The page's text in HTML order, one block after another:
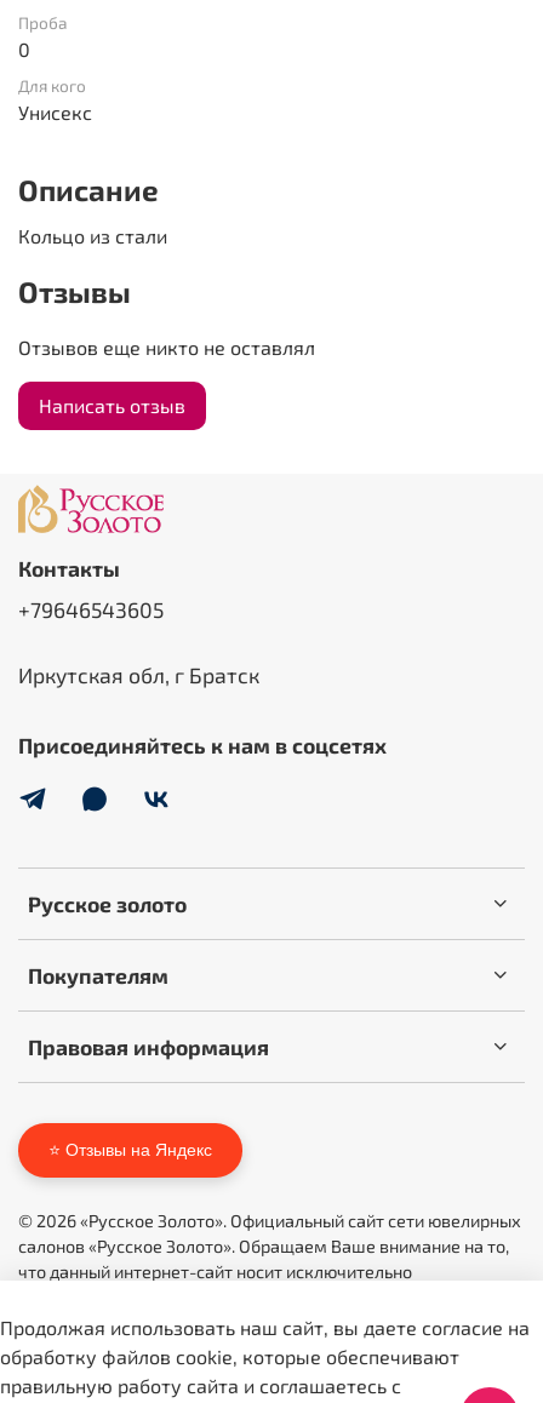
Проба
0
Для кого
Унисекс
Описание
Кольцо из стали
Отзывы
Отзывов еще никто не оставлял
Написать отзыв
Русское золото
Покупателям
Правовая информация
Контакты
+79646543605
Иркутская обл, г Братск
Присоединяйтесь к нам в соцсетях
⭐ Отзывы на Яндекс
© 2026 «Русское Золото». Официальный сайт сети ювелирных
салонов «Русское Золото». Обращаем Ваше внимание на то,
что данный интернет-сайт носит исключительно
является публичной офертой, определяемой положениями
Статьи 437 (2) ГК РФ.
Icons byicons8.ru
Продолжая использовать наш сайт, вы даете согласие на
обработку файлов cookie, которые обеспечивают
правильную работу сайта и соглашаетесь с